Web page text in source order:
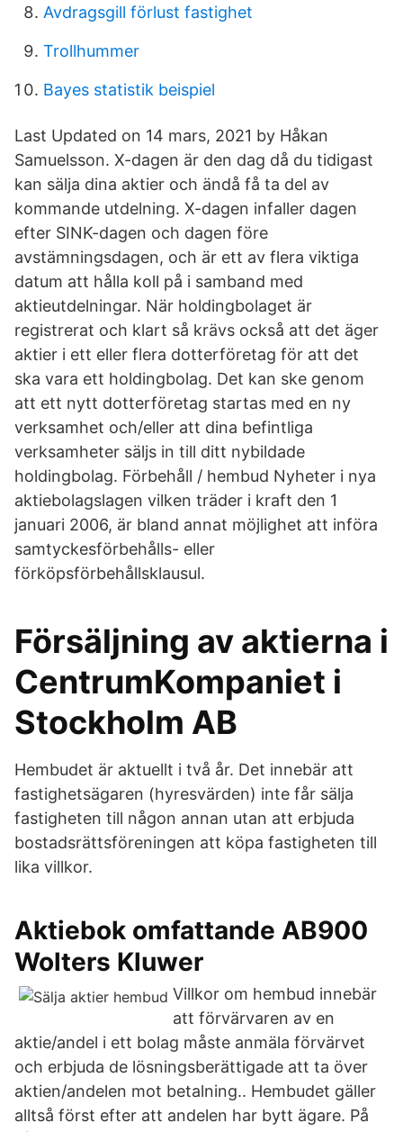
Avdragsgill förlust fastighet
Trollhummer
Bayes statistik beispiel
Last Updated on 14 mars, 2021 by Håkan
Samuelsson. X-dagen är den dag då du tidigast
kan sälja dina aktier och ändå få ta del av
kommande utdelning. X-dagen infaller dagen
efter SINK-dagen och dagen före
avstämningsdagen, och är ett av flera viktiga
datum att hålla koll på i samband med
aktieutdelningar. När holdingbolaget är
registrerat och klart så krävs också att det äger
aktier i ett eller flera dotterföretag för att det
ska vara ett holdingbolag. Det kan ske genom
att ett nytt dotterföretag startas med en ny
verksamhet och/eller att dina befintliga
verksamheter säljs in till ditt nybildade
holdingbolag. Förbehåll / hembud Nyheter i nya
aktiebolagslagen vilken träder i kraft den 1
januari 2006, är bland annat möjlighet att införa
samtyckesförbehålls- eller
förköpsförbehållsklausul.
Försäljning av aktierna i
CentrumKompaniet i
Stockholm AB
Hembudet är aktuellt i två år. Det innebär att
fastighetsägaren (hyresvärden) inte får sälja
fastigheten till någon annan utan att erbjuda
bostadsrättsföreningen att köpa fastigheten till
lika villkor.
Aktiebok omfattande AB900
Wolters Kluwer
Villkor om hembud innebär
att förvärvaren av en
aktie/andel i ett bolag måste anmäla förvärvet
och erbjuda de lösningsberättigade att ta över
aktien/andelen mot betalning.. Hembudet gäller
alltså först efter att andelen har bytt ägare. På